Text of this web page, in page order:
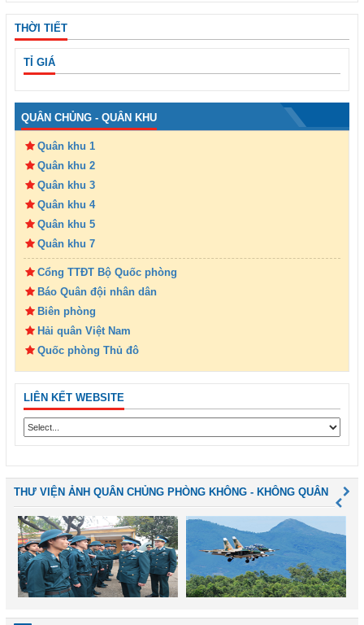
THỜI TIẾT
TỈ GIÁ
QUÂN CHỦNG - QUÂN KHU
Quân khu 1
Quân khu 2
Quân khu 3
Quân khu 4
Quân khu 5
Quân khu 7
Cổng TTĐT Bộ Quốc phòng
Báo Quân đội nhân dân
Biên phòng
Hải quân Việt Nam
Quốc phòng Thủ đô
LIÊN KẾT WEBSITE
THƯ VIỆN ẢNH QUÂN CHỦNG PHÒNG KHÔNG - KHÔNG QUÂN